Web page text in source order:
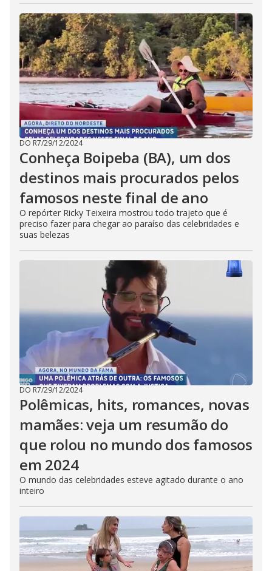
DO R7/29/12/2024
Conheça Boipeba (BA), um dos
destinos mais procurados pelos
famosos neste final de ano
O repórter Ricky Teixeira mostrou todo trajeto que é
preciso fazer para chegar ao paraíso das celebridades e
suas belezas
DO R7/29/12/2024
Polêmicas, hits, romances, novas
mamães: veja um resumão do
que rolou no mundo dos famosos
em 2024
O mundo das celebridades esteve agitado durante o ano
inteiro